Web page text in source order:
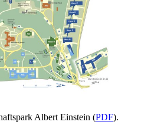
Albert Einstein (PDF).